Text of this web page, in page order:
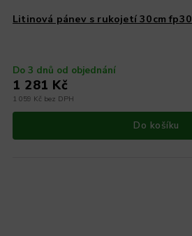
Litinová pánev s rukojetí 30cm fp30
Do 3 dnů od objednání
1 059 Kč bez DPH
1 281 Kč
Do košíku